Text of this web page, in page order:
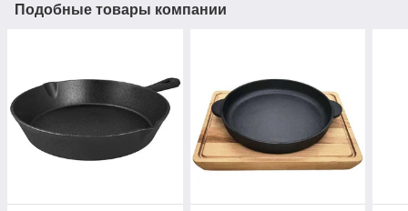
Подобные товары компании